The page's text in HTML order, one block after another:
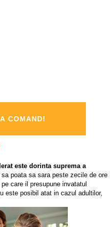
COMAND!
este dorinta suprema a
poata sa sara peste zecile de ore
care il presupune invatatul
este posibil atat in cazul adultilor,